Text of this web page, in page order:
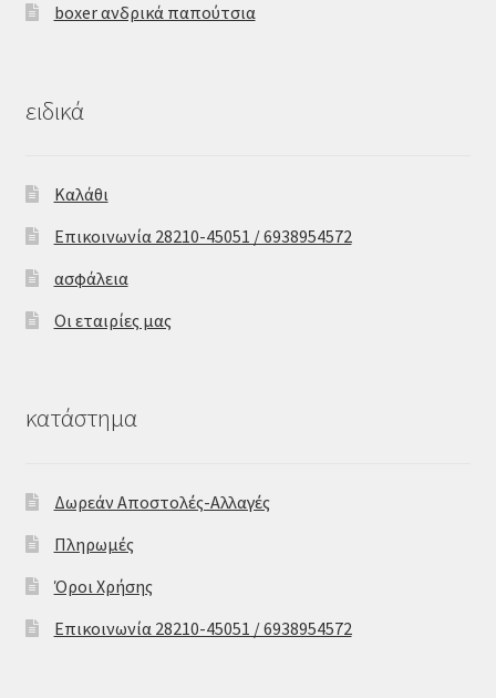
boxer ανδρικά παπούτσια
ειδικά
Καλάθι
Επικοινωνία 28210-45051 / 6938954572
ασφάλεια
Οι εταιρίες μας
κατάστημα
Δωρεάν Αποστολές-Αλλαγές
Πληρωμές
Όροι Χρήσης
Επικοινωνία 28210-45051 / 6938954572